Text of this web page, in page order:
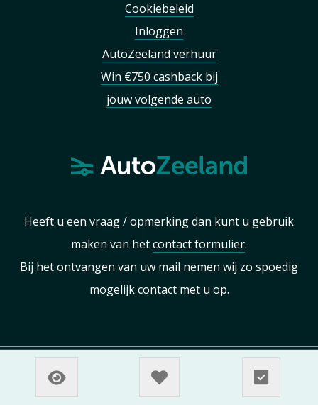
Cookiebeleid
Inloggen
AutoZeeland verhuur
Win €750 cashback bij
jouw volgende auto
Heeft u een vraag / opmerking dan kunt u gebruik
maken van hetcontact formulier.
Bij het ontvangen van uw mail nemen wij zo spoedig
mogelijk contact met u op.